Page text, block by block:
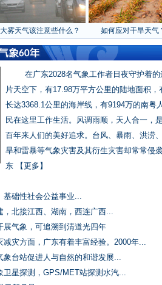
大雾天气该注意些什么？ 如何应对干旱天气
在广东2028名气象工作者日夜守护着的
片天空下，有17.98万平方公里的陆地面积，
长达3368.1公里的海岸线，有9194万的南粤
民在这里工作生活。风调雨顺，天人合一，
百年来人们的美好追求。台风、暴雨、洪涝
旱和雷暴等气象灾害及其衍生灾害却常常侵
东
【更多】
基础性社会公益事业...
北接江西、湖南，西连广西...
气象，可追溯到清道光四年
灾方面，广东有着丰富经验。2000年...
台站促进人与自然的和谐发展...
卫星探测，GPS/MET站探测水汽...